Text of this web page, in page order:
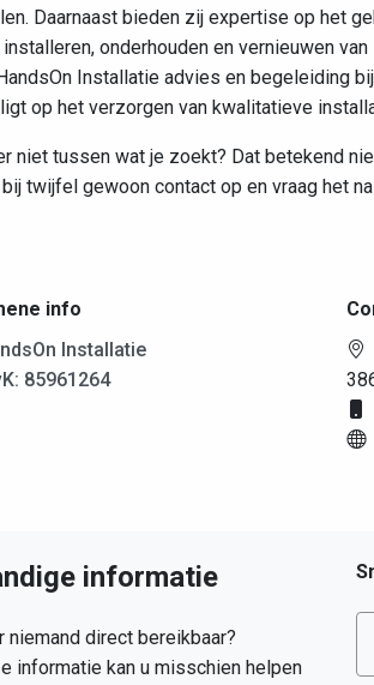
Daarnaast bieden zij expertise op het
onderhouden en vernieuwen
Installatie advies en begeleiding
op het verzorgen van kwalitatieve
niet tussen wat je zoekt? Dat betekend
bij twijfel gewoon contact op en vraag het
info
Installatie
85961264
informatie
niemand direct bereikbaar?
informatie kan u misschien helpen